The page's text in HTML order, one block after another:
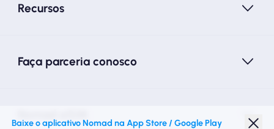
Recursos
Faça parceria conosco
Baixe o aplicativo Nomad na App Store / Google Play